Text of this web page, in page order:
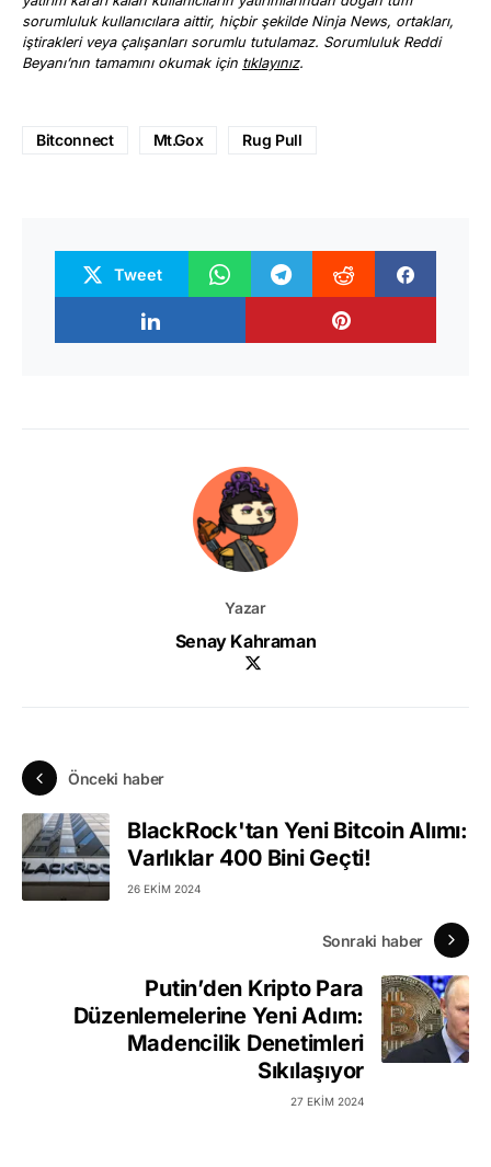
sorumluluk kullanıcılara aittir, hiçbir şekilde Ninja News, ortakları,
iştirakleri veya çalışanları sorumlu tutulamaz. Sorumluluk Reddi
Beyanı’nın tamamını okumak için tıklayınız.
Bitconnect Mt.Gox Rug Pull
Tweet
Yazar
Senay Kahraman
Önceki haber
BlackRock'tan Yeni Bitcoin Alımı:
Varlıklar 400 Bini Geçti!
26 EKIM 2024
Sonraki haber
Putin’den Kripto Para
Düzenlemelerine Yeni Adım:
Madencilik Denetimleri
Sıkılaşıyor
27 EKIM 2024